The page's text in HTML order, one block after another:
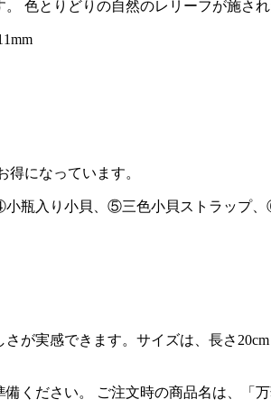
色とりどりの自然のレリーフが施さ
得になっています。
瓶入り小貝、⑤三色小貝ストラップ
が実感できます。サイズは、長さ
ください。 ご注文時の商品名は、